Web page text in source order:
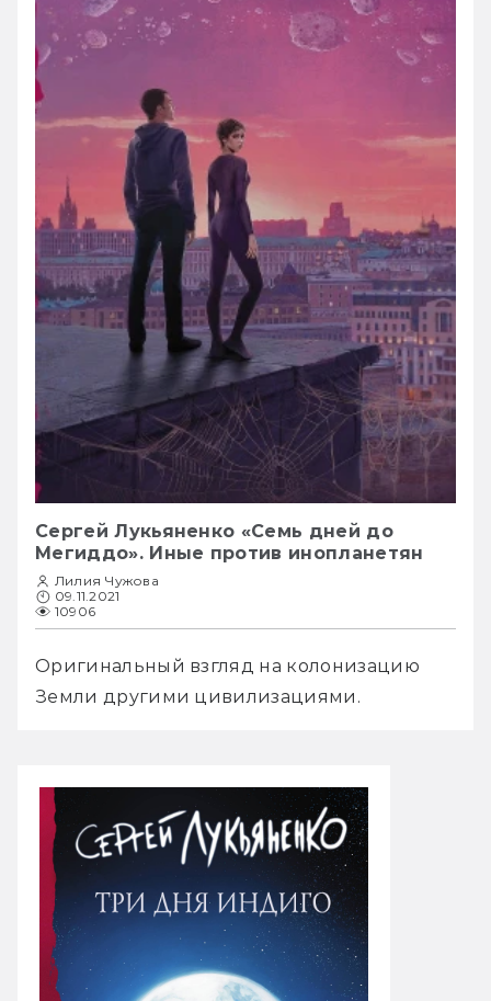
Сергей Лукьяненко «Семь дней до
Мегиддо». Иные против инопланетян
Лилия Чужова
09.11.2021
10906
Оригинальный взгляд на колонизацию
Земли другими цивилизациями.